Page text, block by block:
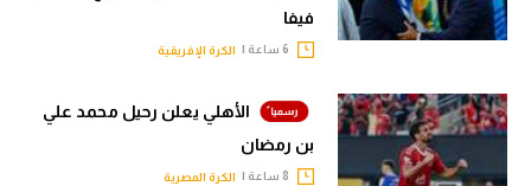
فيفا
الكرة الإفريقية
الأهلي يعلن رحيل محمد علي
بن رمضان
الكرة المصرية